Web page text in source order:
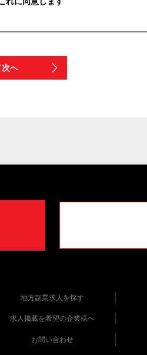
次へ
地方副業求人を探す
求人掲載を希望の企業様へ
お問い合わせ